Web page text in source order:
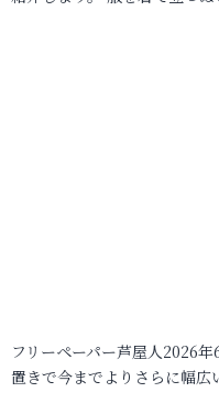
フリーペーパー芦屋人2026
置きで今までよりさらに幅